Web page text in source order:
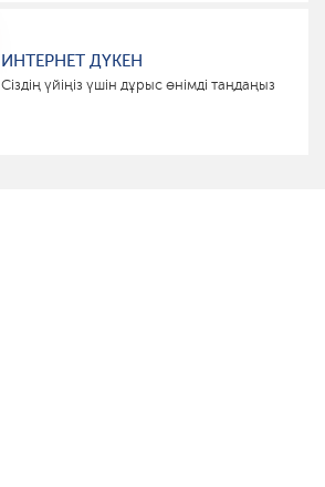
ИНТЕРНЕТ ДҮКЕН
Сіздің үйіңіз үшін дұрыс өнімді таңдаңыз